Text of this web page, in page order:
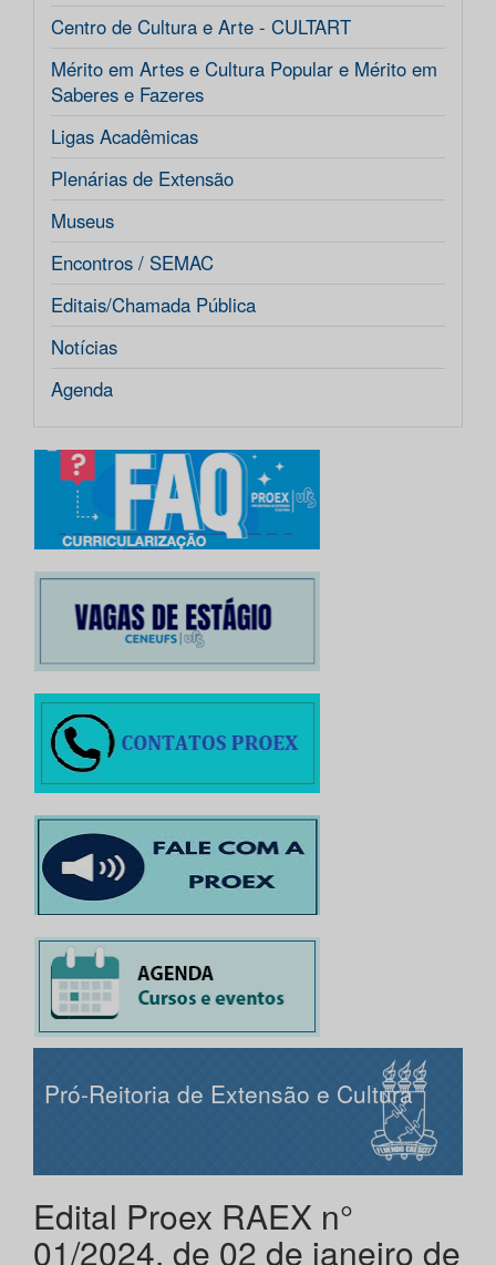
Centro de Cultura e Arte - CULTART
Mérito em Artes e Cultura Popular e Mérito em
Saberes e Fazeres
Ligas Acadêmicas
Plenárias de Extensão
Museus
Encontros / SEMAC
Editais/Chamada Pública
Notícias
Agenda
Pró-Reitoria de Extensão e Cultura
Edital Proex RAEX n°
01/2024, de 02 de janeiro de